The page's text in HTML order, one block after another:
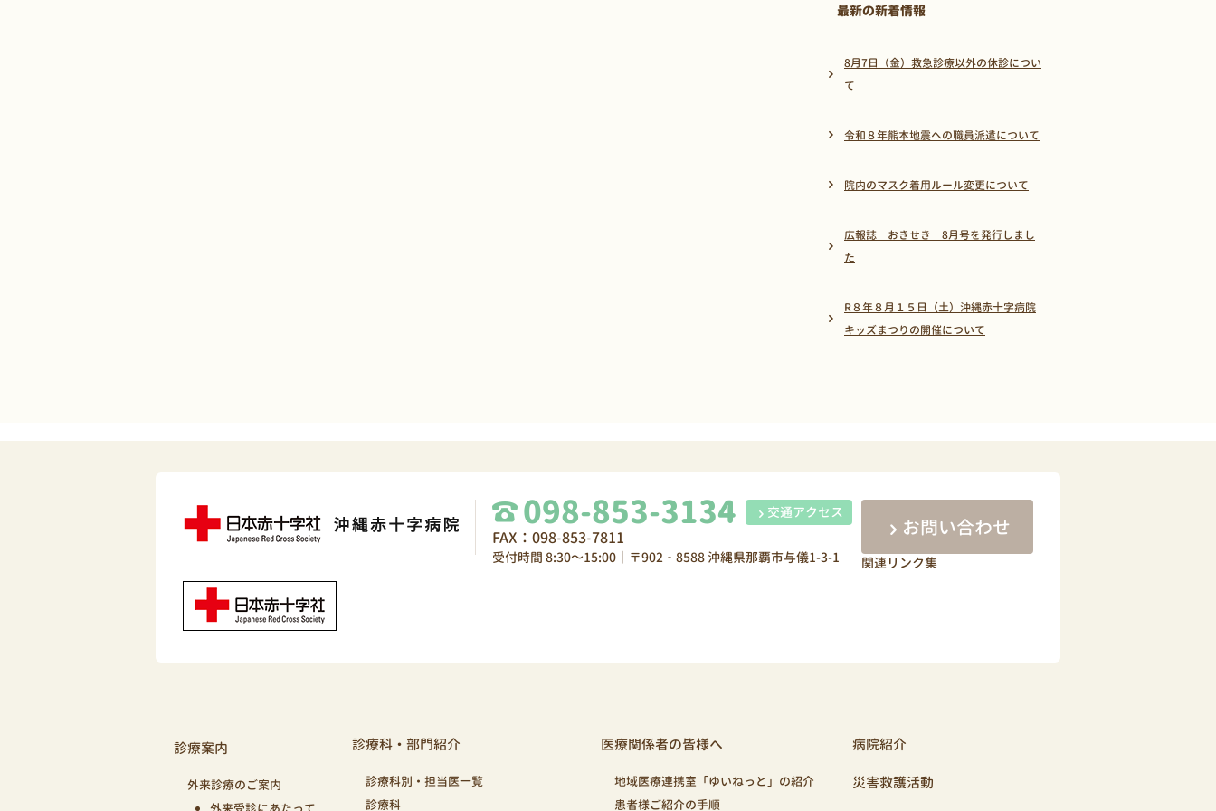
最新の新着情報
8月7日（金）救急診療以外の休診につい
て
令和８年熊本地震への職員派遣について
院内のマスク着用ルール変更について
広報誌 おきせき 8月号を発行しまし
た
R８年８月１５日（土）沖縄赤十字病院
キッズまつりの開催について
098-853-3134
FAX：098-853-7811
交通アクセス
受付時間 8:30～15:00｜〒902‐8588 沖縄県那覇市与儀1-3-1
お問い合わせ
関連リンク集
診療案内
外来診療のご案内
診療科・部門紹介
診療科別・担当医一覧
診療科
医療関係者の皆様へ
地域医療連携室「ゆいねっと」の紹介
患者様ご紹介の手順
病院紹介
災害救護活動